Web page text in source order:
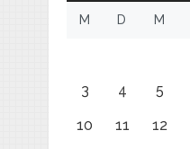
M D M
3 4 5
10 11 12